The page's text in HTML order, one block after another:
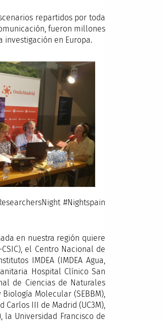
repartidos por toda
fueron millones
investigación en Europa.
#Nightspain
en nuestra región quiere
el Centro Nacional de
IMDEA (IMDEA Agua,
Hospital Clínico San
de Ciencias de Naturales
Molecular (SEBBM),
Carlos III de Madrid (UC3M),
la Universidad Francisco de